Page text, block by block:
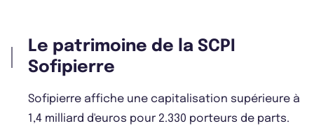
Le patrimoine de la SCPI
Sofipierre
Sofipierre affiche une capitalisation supérieure à
1,4 milliard d'euros pour 2.330 porteurs de parts.